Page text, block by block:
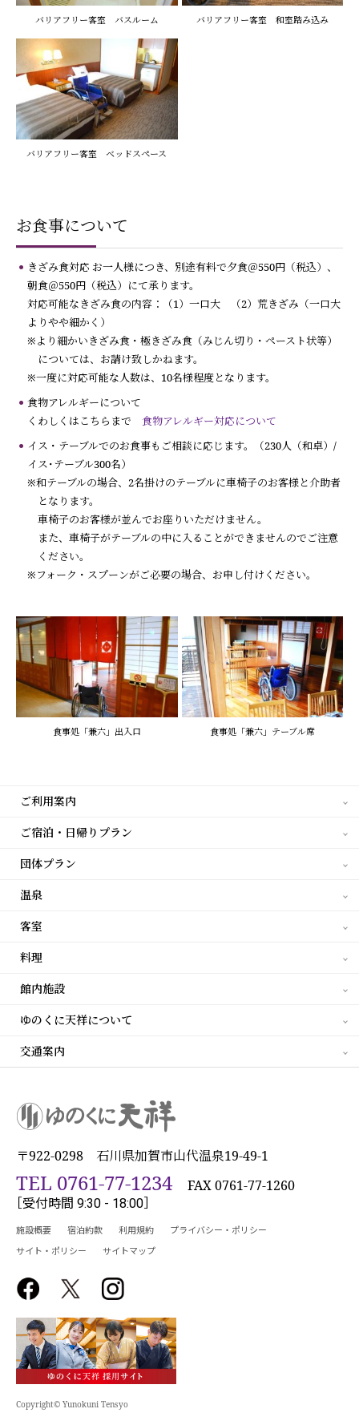
バリアフリー客室 バスルーム バリアフリー客室 和室踏み込み
バリアフリー客室 ベッドスペース
お食事について
きざみ食対応 お一人様につき、別途有料で夕食＠550円（税込）、
朝食＠550円（税込）にて承ります。
対応可能なきざみ食の内容：（1）一口大 （2）荒きざみ（一口大
よりやや細かく）
※より細かいきざみ食・極きざみ食（みじん切り・ペースト状等）
については、お請け致しかねます。
※一度に対応可能な人数は、10名様程度となります。
食物アレルギーについて
くわしくはこちらまで 食物アレルギー対応について
イス・テーブルでのお食事もご相談に応じます。（230人（和卓）/
イス･テーブル300名）
※和テーブルの場合、2名掛けのテーブルに車椅子のお客様と介助者
となります。
車椅子のお客様が並んでお座りいただけません。
また、車椅子がテーブルの中に入ることができませんのでご注意
ください。
※フォーク・スプーンがご必要の場合、お申し付けください。
食事処「兼六」出入口 食事処「兼六」テーブル席
ご利用案内
ご宿泊・日帰りプラン
団体プラン
温泉
客室
料理
館内施設
ゆのくに天祥について
交通案内
〒922-0298 石川県加賀市山代温泉19-49-1
TEL 0761-77-1234
［受付時間 9:30 - 18:00］
FAX 0761-77-1260
施設概要 宿泊約款 利用規約
プライバシー・ポリシー
サイト・ポリシー
サイトマップ
Copyright© Yunokuni Tensyo